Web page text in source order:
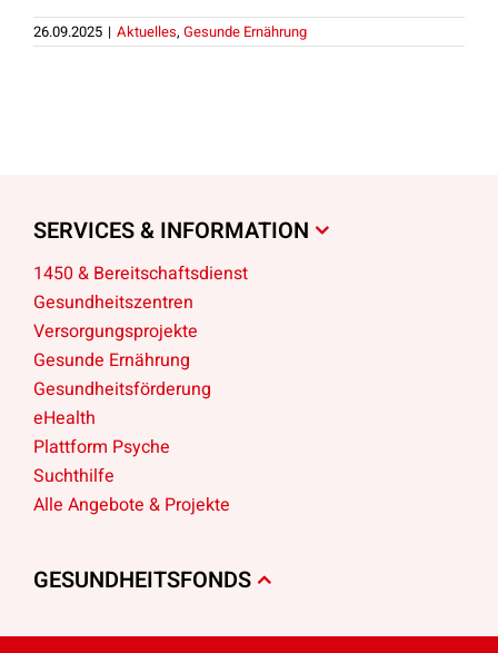
26.09.2025 | Aktuelles, Gesunde Ernährung
SERVICES & INFORMATION
1450 & Bereitschaftsdienst
Gesundheitszentren
Versorgungsprojekte
Gesunde Ernährung
Gesundheitsförderung
eHealth
Plattform Psyche
Suchthilfe
Alle Angebote & Projekte
GESUNDHEITSFONDS